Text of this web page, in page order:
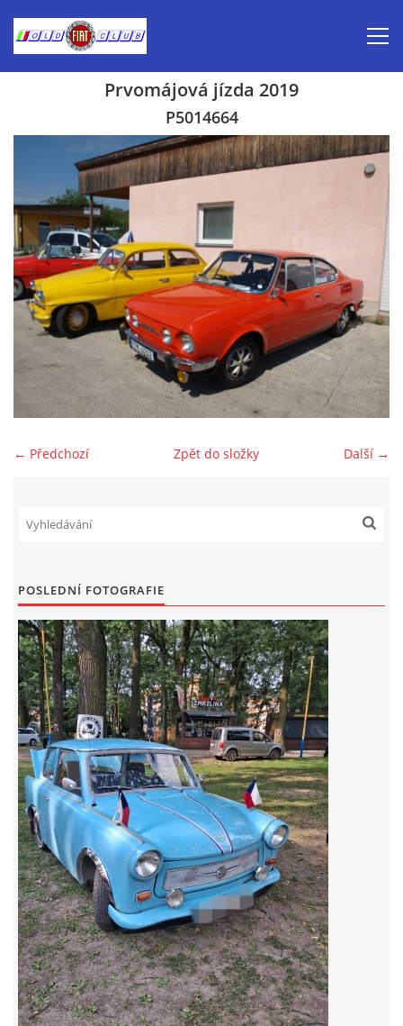
Inzerce prodej
Aktuálně-pozvánky
Kalendář veteránských akcí 2026
Prvomájová jízda 2026
Old Fiat Club historie
Vývozy a osvědčení
Benzín - Čas bioblaženosti přichází
Moderní nafta
Stanovy Old Fiat Clubu, z. s.
GDPR
oldfiatclub@seznam.cz |RSS
Prvomájová jízda 2019
P5014664
← Předchozí Další →
Zpět do složky
POSLEDNÍ FOTOGRAFIE